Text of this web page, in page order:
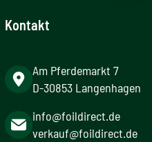
Kontakt
Am Pferdemarkt 7
D-30853 Langenhagen
info@foildirect.de
verkauf@foildirect.de